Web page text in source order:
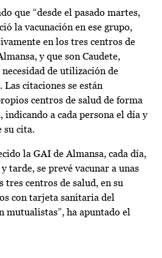
que “desde el pasado martes,
la vacunación en ese grupo,
en los tres centros de
y que son Caudete,
de utilización de
Las citaciones se están
centros de salud de forma
a cada persona el día y
su cita.
la GAI de Almansa, cada día,
tarde, se prevé vacunar a unas
tres centros de salud, en su
con tarjeta sanitaria del
mutualistas”, ha apuntado el